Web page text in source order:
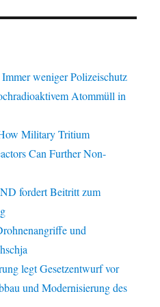
weniger Polizeischutz
Atommüll in
Military Tritium
Can Further Non-
fordert Beitritt zum
und
legt Gesetzentwurf vor
und Modernisierung des